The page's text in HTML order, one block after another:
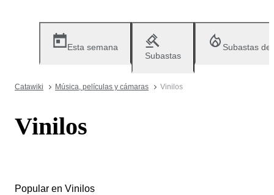
Esta semana
Subastas
Subastas
Catawiki Música, películas y cámaras Vinilos
Vinilos
Popular en Vinilos